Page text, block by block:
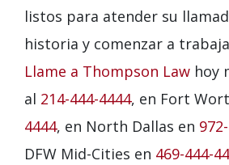
listos para atender su
historia y comenzar a
Llame a Thompson Law hoy
al 214-444-4444, en Fort
4444, en North Dallas en
DFW Mid-Cities en 469-444-